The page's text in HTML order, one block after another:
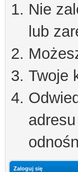
Nie
lub
Twoje
Zaloguj się